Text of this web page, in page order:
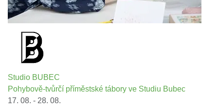
Studio BUBEC
Pohybově-tvůrčí příměstské tábory ve Studiu Bubec
17. 08. - 28. 08.